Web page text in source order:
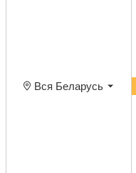
Вся Беларусь